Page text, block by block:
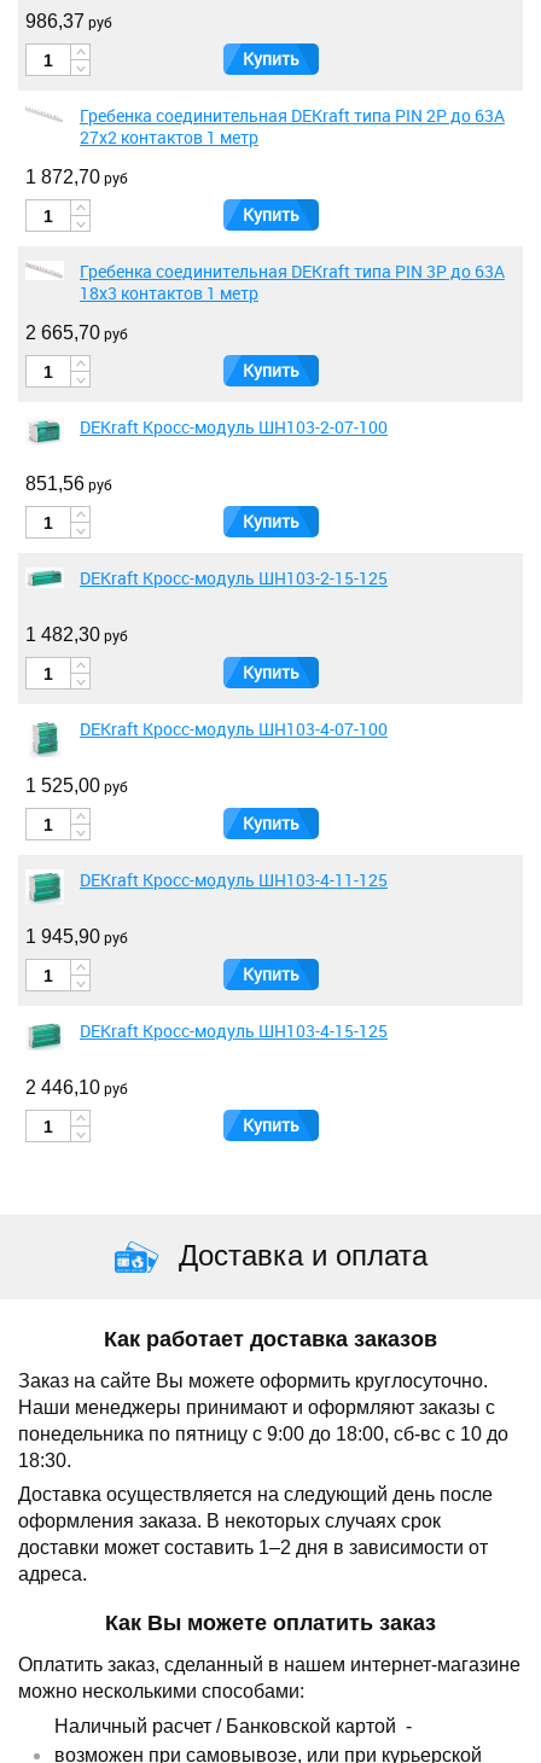
986,37 руб
Купить
Гребенка соединительная DEKraft типа PIN 2P до 63А
27х2 контактов 1 метр
1 872,70руб
Купить
Гребенка соединительная DEKraft типа PIN 3P до 63А
18х3 контактов 1 метр
2 665,70руб
Купить
DEKraft Кросс-модуль ШН103-2-07-100
851,56руб
Купить
DEKraft Кросс-модуль ШН103-2-15-125
1 482,30руб
Купить
DEKraft Кросс-модуль ШН103-4-07-100
1 525,00руб
Купить
DEKraft Кросс-модуль ШН103-4-11-125
1 945,90руб
Купить
DEKraft Кросс-модуль ШН103-4-15-125
2 446,10руб
Купить
Доставка и оплата
Как работает доставка заказов
Заказ на сайте Вы можете оформить круглосуточно.
Наши менеджеры принимают и оформляют заказы с
понедельника по пятницу с 9:00 до 18:00, сб-вс с 10 до
18:30.
Доставка осуществляется на следующий день после
оформления заказа. В некоторых случаях срок
доставки может составить 1–2 дня в зависимости от
адреса.
Как Вы можете оплатить заказ
Оплатить заказ, сделанный в нашем интернет-магазине
можно несколькими способами:
Наличный расчет / Банковской картой -
возможен при самовывозе, или при курьерской